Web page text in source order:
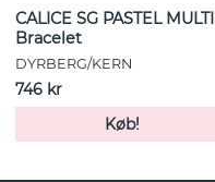
CALICE SG PASTEL MULTI
Bracelet
DYRBERG/KERN
746 kr
Køb!